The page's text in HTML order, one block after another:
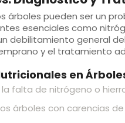
árboles pueden ser un
esenciales como
debilitamiento general
y el tratamiento
en
la falta de nitrógeno o
árboles con carencias